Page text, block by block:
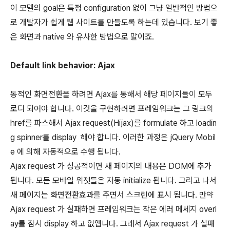
이 모델의 goal은 특정 configuration 없이 그냥 일반적인 방법으
로 개발자가 쉽게 웹 사이트를 만들도록 하는데 있습니다. 보기 좋
은 화면과 native 와 유사한 방법으로 말이죠.
Default link behavior: Ajax
동적인 화면전환을 하려면 Ajax를 통해서 해당 페이지들이 모두
로디 되어야 합니다. 이것을 구현하려면 프레임워크는 그 링크의
href를 파스해서 Ajax request(Hijax)를 formulate 하고 loadin
g spinner를 display 해야 합니다. 이러한 과정은 jQuery Mobil
e 에 의해 자동적으로 수행 됩니다.
Ajax request 가 성공적이면 새 페이지의 내용은 DOM에 추가
됩니다. 모든 모바일 위젯들은 자동 initialize 됩니다. 그리고 나서
새 페이지는 화면전환효과를 주면서 스크린에 표시 됩니다. 만약
Ajax request 가 실패하면 프레임워크는 작은 에러 메세지 overl
ay를 잠시 display 하고 없앱니다. 그래서 Ajax request 가 실패